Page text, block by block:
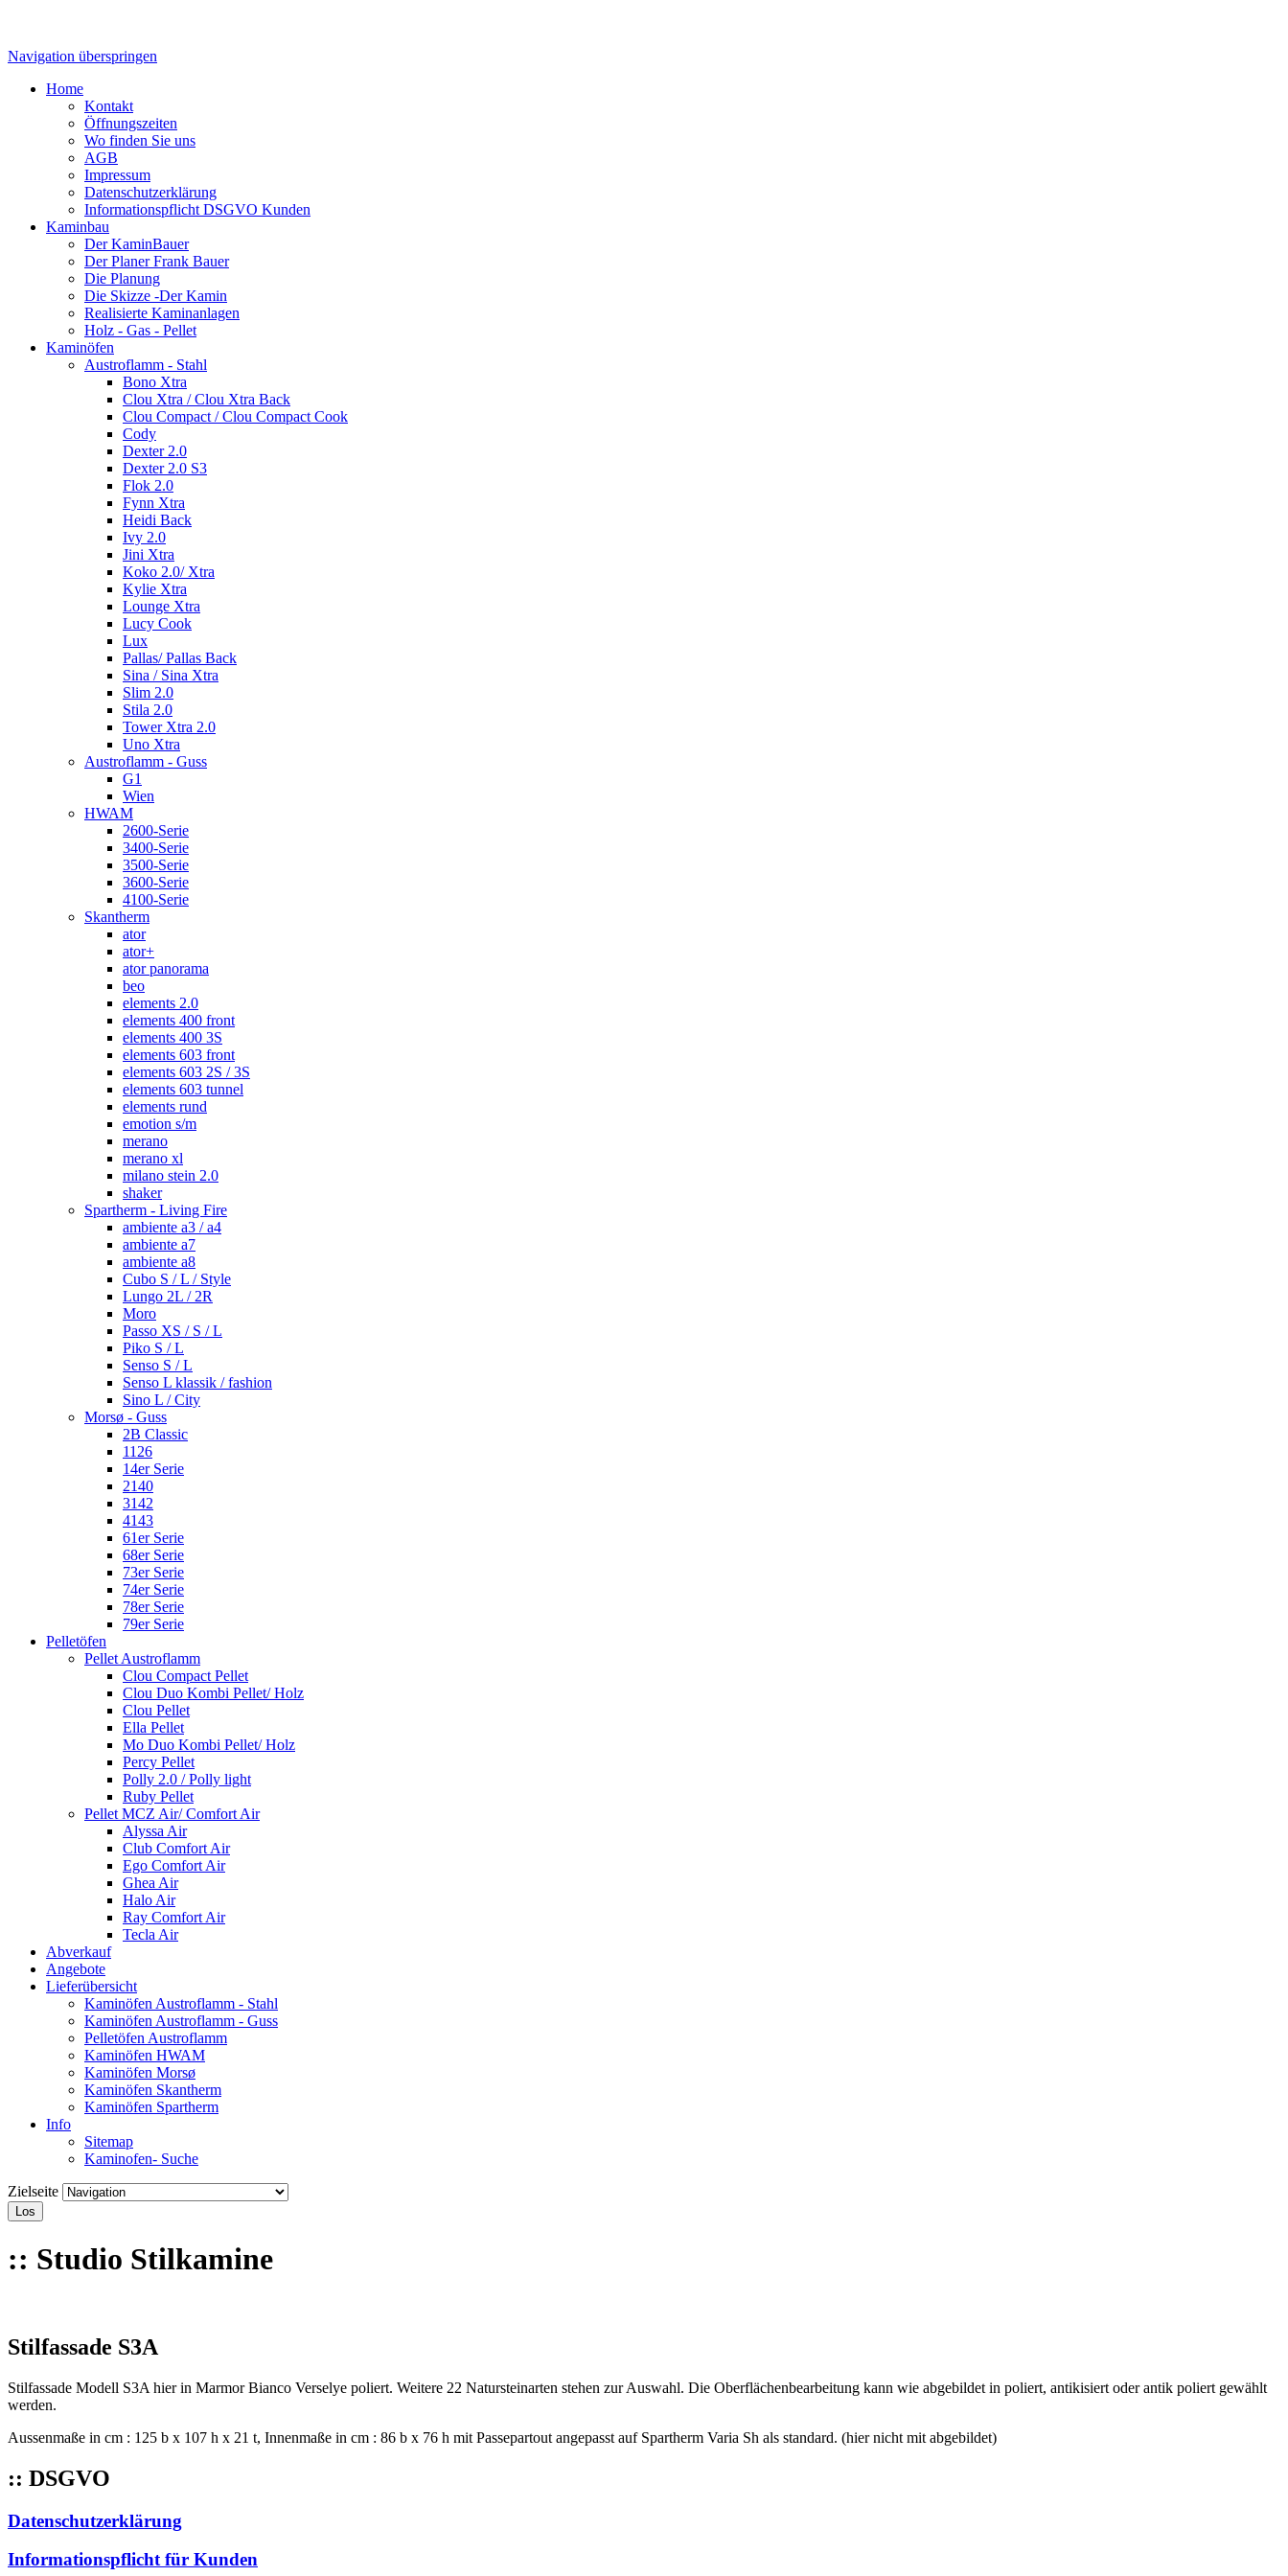
Navigation überspringen
Home
Kontakt
Öffnungszeiten
Wo finden Sie uns
AGB
Impressum
Datenschutzerklärung
Informationspflicht DSGVO Kunden
Kaminbau
Der KaminBauer
Der Planer Frank Bauer
Die Planung
Die Skizze -Der Kamin
Realisierte Kaminanlagen
Holz - Gas - Pellet
Kaminöfen
Austroflamm - Stahl
Bono Xtra
Clou Xtra / Clou Xtra Back
Clou Compact / Clou Compact Cook
Cody
Dexter 2.0
Dexter 2.0 S3
Flok 2.0
Fynn Xtra
Heidi Back
Ivy 2.0
Jini Xtra
Koko 2.0/ Xtra
Kylie Xtra
Lounge Xtra
Lucy Cook
Lux
Pallas/ Pallas Back
Sina / Sina Xtra
Slim 2.0
Stila 2.0
Tower Xtra 2.0
Uno Xtra
Austroflamm - Guss
G1
Wien
HWAM
2600-Serie
3400-Serie
3500-Serie
3600-Serie
4100-Serie
Skantherm
ator
ator+
ator panorama
beo
elements 2.0
elements 400 front
elements 400 3S
elements 603 front
elements 603 2S / 3S
elements 603 tunnel
elements rund
emotion s/m
merano
merano xl
milano stein 2.0
shaker
Spartherm - Living Fire
ambiente a3 / a4
ambiente a7
ambiente a8
Cubo S / L / Style
Lungo 2L / 2R
Moro
Passo XS / S / L
Piko S / L
Senso S / L
Senso L klassik / fashion
Sino L / City
Morsø - Guss
2B Classic
1126
14er Serie
2140
3142
4143
61er Serie
68er Serie
73er Serie
74er Serie
78er Serie
79er Serie
Pelletöfen
Pellet Austroflamm
Clou Compact Pellet
Clou Duo Kombi Pellet/ Holz
Clou Pellet
Ella Pellet
Mo Duo Kombi Pellet/ Holz
Percy Pellet
Polly 2.0 / Polly light
Ruby Pellet
Pellet MCZ Air/ Comfort Air
Alyssa Air
Club Comfort Air
Ego Comfort Air
Ghea Air
Halo Air
Ray Comfort Air
Tecla Air
Abverkauf
Angebote
Lieferübersicht
Kaminöfen Austroflamm - Stahl
Kaminöfen Austroflamm - Guss
Pelletöfen Austroflamm
Kaminöfen HWAM
Kaminöfen Morsø
Kaminöfen Skantherm
Kaminöfen Spartherm
Info
Sitemap
Kaminofen- Suche
Zielseite
Los
:: Studio Stilkamine
Stilfassade S3A
Stilfassade Modell S3A hier in Marmor Bianco Verselye poliert. Weitere 22 Natursteinarten stehen zur Auswahl. Die Oberflächenbearbeitung kann wie abgebildet in poliert, antikisiert oder antik poliert gewählt
werden.
Aussenmaße in cm : 125 b x 107 h x 21 t, Innenmaße in cm : 86 b x 76 h mit Passepartout angepasst auf Spartherm Varia Sh als standard. (hier nicht mit abgebildet)
:: DSGVO
Datenschutzerklärung
Informationspflicht für Kunden